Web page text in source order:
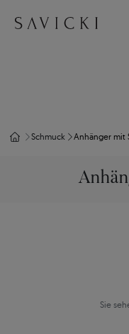
Schmuck Anhänger mit
Sie